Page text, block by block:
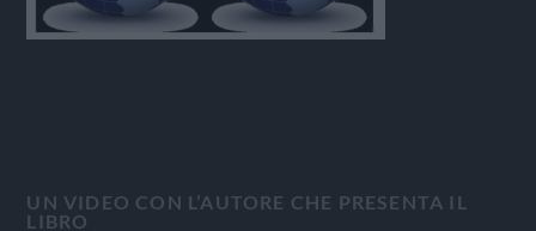
UN VIDEO CON L’AUTORE CHE PRESENTA IL
LIBRO